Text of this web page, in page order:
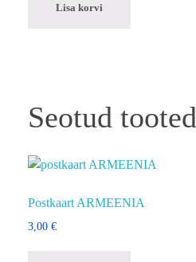
Lisa korvi
Seotud tooted
Postkaart ARMEENIA
3,00 €